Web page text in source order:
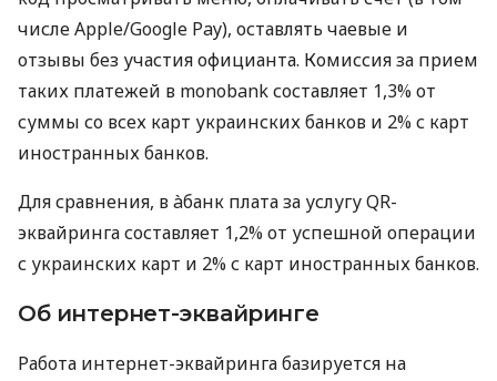
числе Apple/Google Pay), оставлять чаевые и
отзывы без участия официанта. Комиссия за прием
таких платежей в monobank составляет 1,3% от
суммы со всех карт украинских банков и 2% с карт
иностранных банков.
Для сравнения, в àбанк плата за услугу QR-
эквайринга составляет 1,2% от успешной операции
с украинских карт и 2% с карт иностранных банков.
Об интернет-эквайринге
Работа интернет-эквайринга базируется на